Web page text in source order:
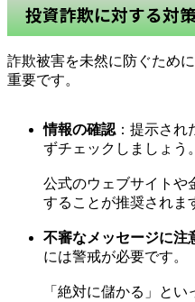
投資詐欺に対する対
詐欺被害を未然に防ぐため
重要です。
情報の確認 ：提示さ
ずチェックしましょう。
公式のウェブサイトや
することが推奨されま
不審なメッセージに注
には警戒が必要です。
「絶対に儲かる」と